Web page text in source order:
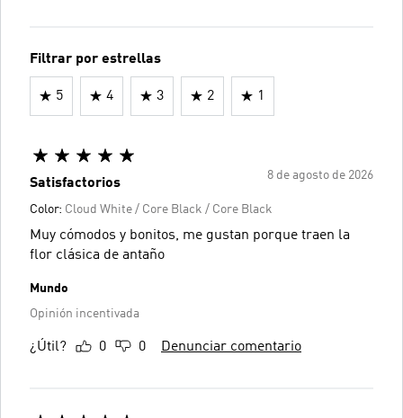
Filtrar por estrellas
5 4 3 2 1
8 de agosto de 2026
Satisfactorios
Color: Cloud White / Core Black / Core Black
Muy cómodos y bonitos, me gustan porque traen la
flor clásica de antaño
Mundo
Opinión incentivada
¿Útil? 0 0 Denunciar comentario